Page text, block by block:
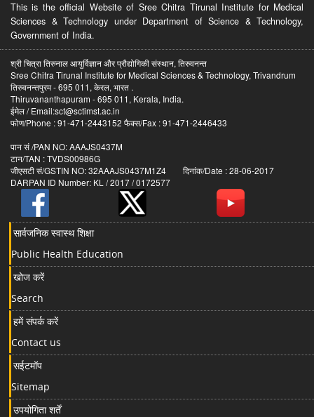
This is the official Website of Sree Chitra Tirunal Institute for Medical
Sciences & Technology under Department of Science & Technology,
Government of India.
श्री चित्रा तिरुनाल आयुर्विज्ञान और प्रौद्योगिकी संस्थान, तिरुवनन्त
Sree Chitra Tirunal Institute for Medical Sciences & Technology, Trivandrum
तिरुवनन्तपुरम - 695 011, केरल, भारत .
Thiruvananthapuram - 695 011, Kerala, India.
ईमेल / Email:sct@sctimst.ac.in
फोण/Phone : 91-471-2443152 फैक्स/Fax : 91-471-2446433
पान सं /PAN NO: AAAJS0437M
टान/TAN : TVDS00986G
जीएसटी सं/GSTIN NO: 32AAAJS0437M1Z4 दिनांक/Date : 28-06-2017
DARPAN ID Number: KL / 2017 / 0172577
सार्वजनिक स्वास्थ शिक्षा
Public Health Education
खोज करें
Search
हमें संपर्क करें
Contact us
सईटमॉप
Sitemap
उपयोगिता शर्तें